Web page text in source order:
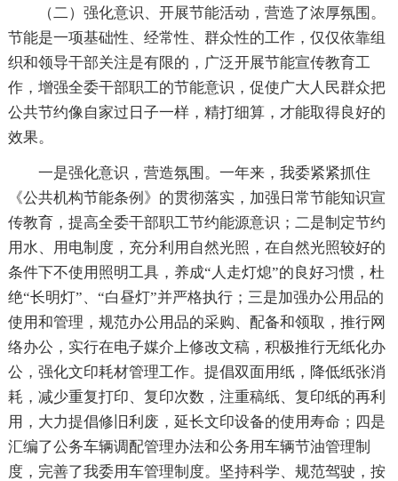
（二）强化意识、开展节能活动，营造了浓厚氛围。
节能是一项基础性、经常性、群众性的工作，仅仅依靠组
织和领导干部关注是有限的，广泛开展节能宣传教育工
作，增强全委干部职工的节能意识，促使广大人民群众把
公共节约像自家过日子一样，精打细算，才能取得良好的
效果。
一是强化意识，营造氛围。一年来，我委紧紧抓住
《公共机构节能条例》的贯彻落实，加强日常节能知识宣
传教育，提高全委干部职工节约能源意识；二是制定节约
用水、用电制度，充分利用自然光照，在自然光照较好的
条件下不使用照明工具，养成“人走灯熄”的良好习惯，杜
绝“长明灯”、“白昼灯”并严格执行；三是加强办公用品的
使用和管理，规范办公用品的采购、配备和领取，推行网
络办公，实行在电子媒介上修改文稿，积极推行无纸化办
公，强化文印耗材管理工作。提倡双面用纸，降低纸张消
耗，减少重复打印、复印次数，注重稿纸、复印纸的再利
用，大力提倡修旧利废，延长文印设备的使用寿命；四是
汇编了公务车辆调配管理办法和公务用车辆节油管理制
度，完善了我委用车管理制度。坚持科学、规范驾驶，按